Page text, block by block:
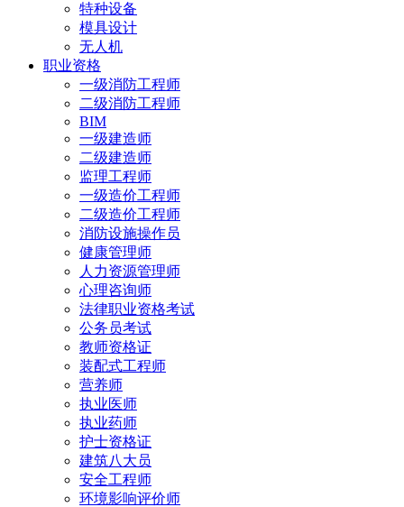
特种设备
模具设计
无人机
职业资格
一级消防工程师
二级消防工程师
BIM
一级建造师
二级建造师
监理工程师
一级造价工程师
二级造价工程师
消防设施操作员
健康管理师
人力资源管理师
心理咨询师
法律职业资格考试
公务员考试
教师资格证
装配式工程师
营养师
执业医师
执业药师
护士资格证
建筑八大员
安全工程师
环境影响评价师